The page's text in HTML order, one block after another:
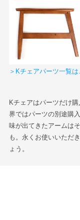
＞Kチェアパーツ一覧は
Kチェアはパーツだけ
界ではパーツの別途購
味が出てきたアームは
も。永くお使いいただ
ょう。